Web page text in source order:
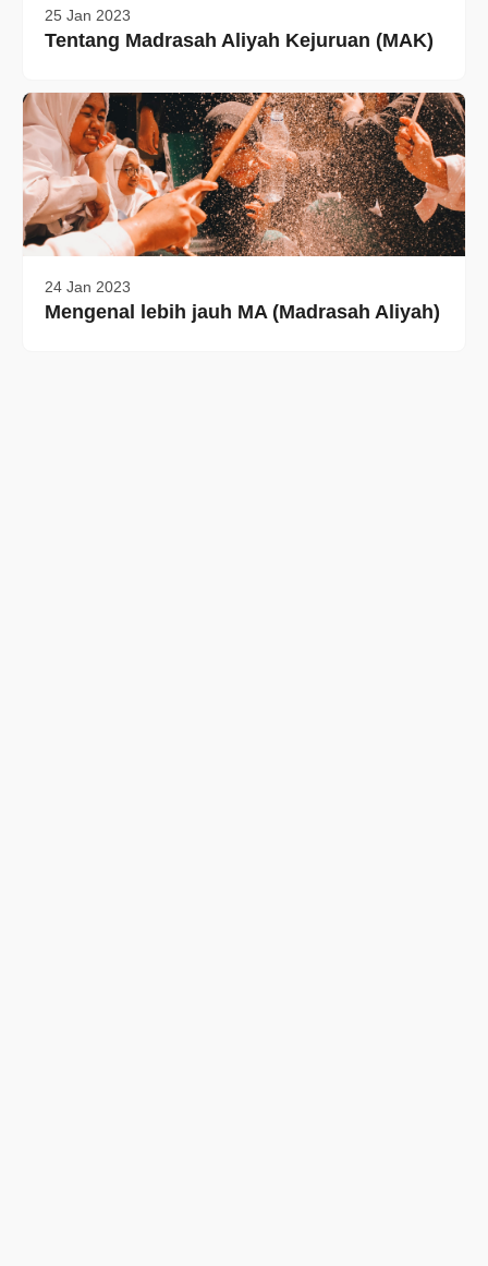
25 Jan 2023
Tentang Madrasah Aliyah Kejuruan (MAK)
24 Jan 2023
Mengenal lebih jauh MA (Madrasah Aliyah)